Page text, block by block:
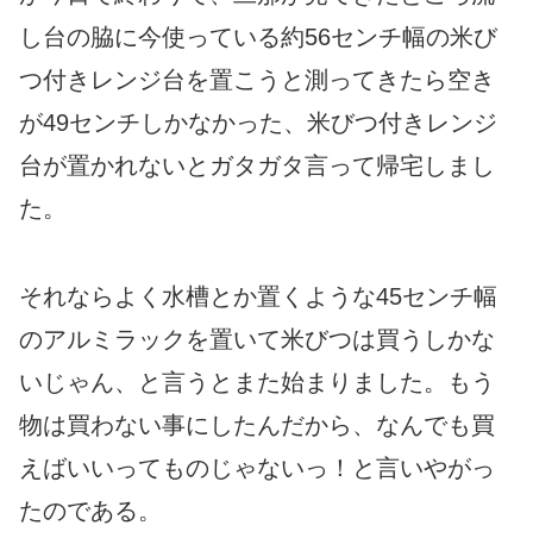
し台の脇に今使っている約56センチ幅の米び
つ付きレンジ台を置こうと測ってきたら空き
が49センチしかなかった、米びつ付きレンジ
台が置かれないとガタガタ言って帰宅しまし
た。
それならよく水槽とか置くような45センチ幅
のアルミラックを置いて米びつは買うしかな
いじゃん、と言うとまた始まりました。もう
物は買わない事にしたんだから、なんでも買
えばいいってものじゃないっ！と言いやがっ
たのである。